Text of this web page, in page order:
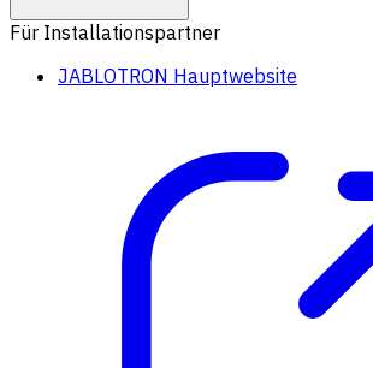
Für Installationspartner
JABLOTRON Hauptwebsite